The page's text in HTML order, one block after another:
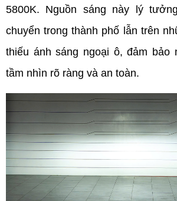
5800K. Nguồn sáng này lý
chuyển trong thành phố lẫn trên
thiếu ánh sáng ngoại ô, đảm bảo
tầm nhìn rõ ràng và an toàn.